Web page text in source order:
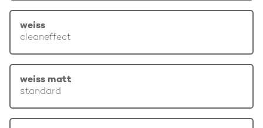
weiss
cleaneffect
weiss matt
standard